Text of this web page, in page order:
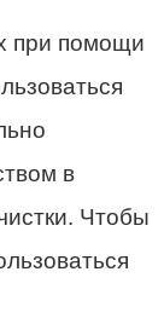
при помощи
в
Чтобы